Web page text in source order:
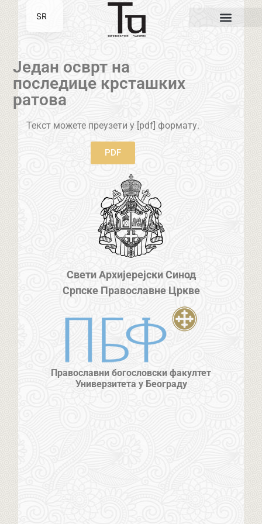
Један осврт на
последице крсташких
ратова
Текст можете преузети у [pdf] формату.
PDF
Свети Архијерејски Синод
Српске Православне Цркве
Православни богословски факултет
Универзитета у Београду
SR
EN